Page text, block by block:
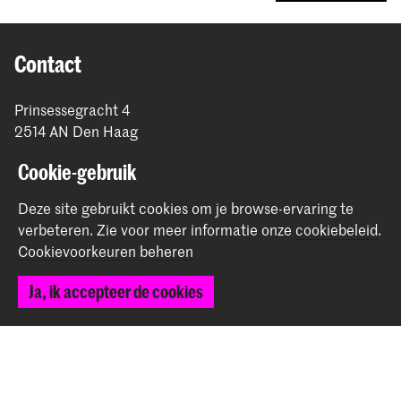
Contact
Prinsessegracht 4
2514 AN Den Haag
communication@kabk.nl
Graduation Show 2026
Start je aanmelding hier
Werken bij de KABK
Contactinfo
Cookie-gebruik
Deze site gebruikt cookies om je browse-ervaring te
verbeteren. Zie voor meer informatie onze cookiebeleid.
Cookievoorkeuren beheren
Ja, ik accepteer de cookies